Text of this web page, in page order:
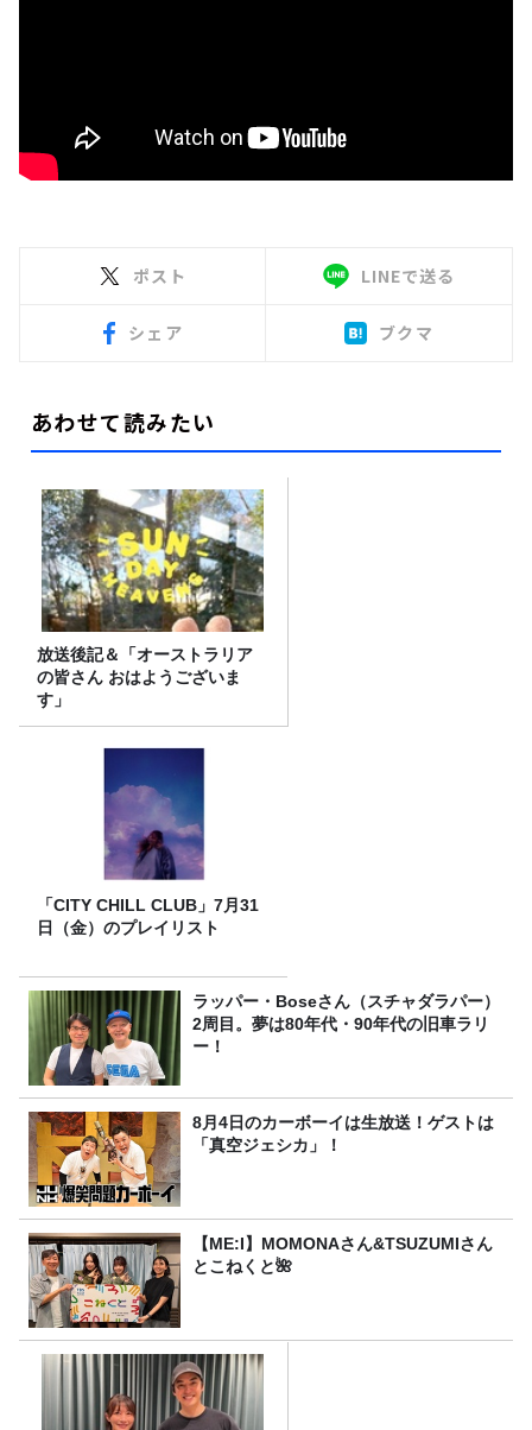
ポスト LINEで送る
シェア ブクマ
あわせて読みたい
放送後記＆「オーストラリア
の皆さん おはようございま
す」
「CITY CHILL CLUB」7月31
日（金）のプレイリスト
ラッパー・Boseさん（スチャダラパー）
2周目。夢は80年代・90年代の旧車ラリ
ー！
8月4日のカーボーイは生放送！ゲストは
「真空ジェシカ」！
【ME:I】MOMONAさん&TSUZUMIさん
とこねくと🌺